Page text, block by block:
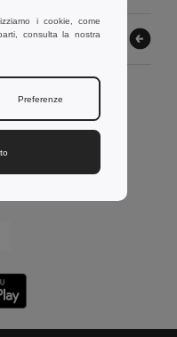
i cookie, come
consulta la nostra
Preferenze